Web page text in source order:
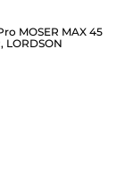
MOSER MAX 45
LORDSON